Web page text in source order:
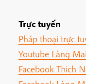
Trực tuyến
Pháp thoại trực
Youtube Làng Mai
Facebook Thich